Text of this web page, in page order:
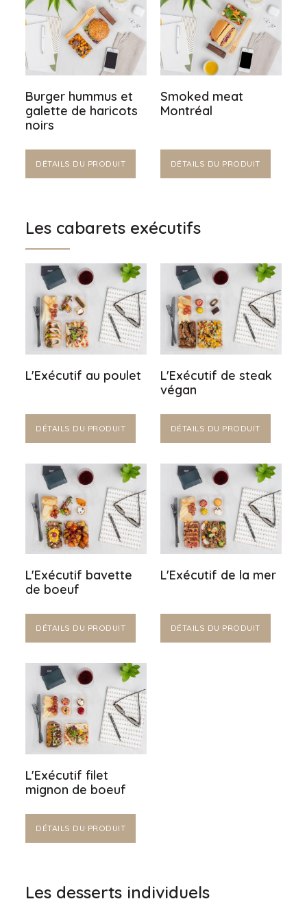
Burger hummus et
galette de haricots
noirs
DÉTAILS DU PRODUIT
Smoked meat
Montréal
DÉTAILS DU PRODUIT
Les cabarets exécutifs
L'Exécutif au poulet
DÉTAILS DU PRODUIT
L'Exécutif de steak
végan
DÉTAILS DU PRODUIT
L'Exécutif bavette
de boeuf
DÉTAILS DU PRODUIT
L'Exécutif de la mer
DÉTAILS DU PRODUIT
L'Exécutif filet
mignon de boeuf
DÉTAILS DU PRODUIT
Les desserts individuels